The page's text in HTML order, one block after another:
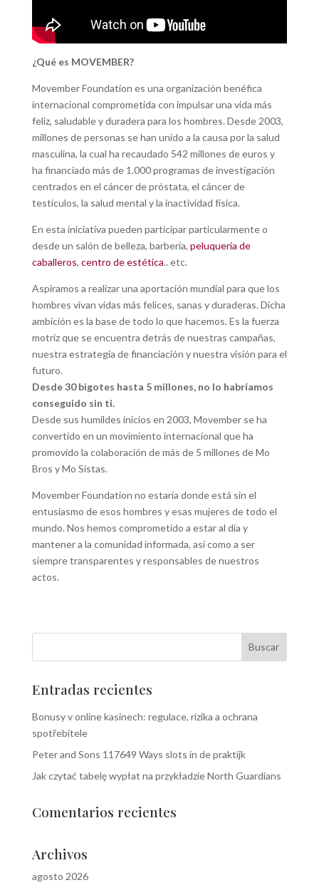
¿Qué es MOVEMBER?
Movember Foundation es una organización benéfica
internacional comprometida con impulsar una vida más
feliz, saludable y duradera para los hombres. Desde 2003,
millones de personas se han unido a la causa por la salud
masculina, la cual ha recaudado 542 millones de euros y
ha financiado más de 1.000 programas de investigación
centrados en el cáncer de próstata, el cáncer de
testículos, la salud mental y la inactividad física.
En esta iniciativa pueden participar particularmente o
desde un salón de belleza, barbería, peluquería de
caballeros, centro de estética.. etc.
Aspiramos a realizar una aportación mundial para que los
hombres vivan vidas más felices, sanas y duraderas. Dicha
ambición es la base de todo lo que hacemos. Es la fuerza
motriz que se encuentra detrás de nuestras campañas,
nuestra estrategia de financiación y nuestra visión para el
futuro.
Desde 30 bigotes hasta 5 millones, no lo habríamos
conseguido sin ti.
Desde sus humildes inicios en 2003, Movember se ha
convertido en un movimiento internacional que ha
promovido la colaboración de más de 5 millones de Mo
Bros y Mo Sistas.
Movember Foundation no estaría donde está sin el
entusiasmo de esos hombres y esas mujeres de todo el
mundo. Nos hemos comprometido a estar al día y
mantener a la comunidad informada, así como a ser
siempre transparentes y responsables de nuestros
actos.
Entradas recientes
Bonusy v online kasinech: regulace, rizika a ochrana
spotřebitele
Peter and Sons 117649 Ways slots in de praktijk
Jak czytać tabelę wypłat na przykładzie North Guardians
Comentarios recientes
Archivos
agosto 2026